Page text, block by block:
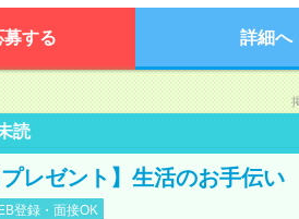
募する 詳細へ
読
レゼント】生活のお手伝い
登録・面接OK